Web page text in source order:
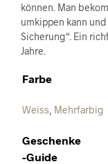
können. Man
umkippen kann
Sicherung“. Ein
Jahre.
Farbe
Weiss Mehrfarbig
Geschenke
-Guide